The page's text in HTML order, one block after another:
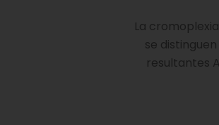
La
se
resultantes